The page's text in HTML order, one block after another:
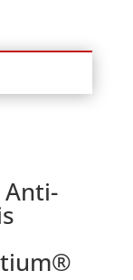
Anti-